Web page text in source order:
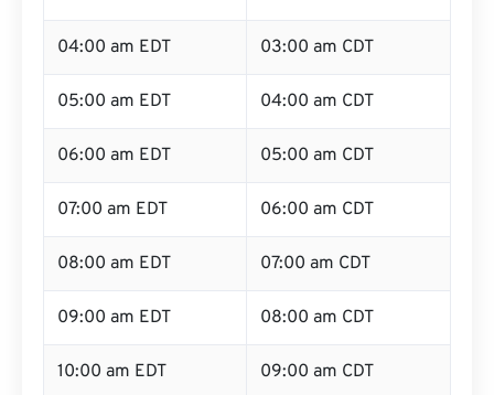
04:00 am EDT 03:00 am CDT
05:00 am EDT 04:00 am CDT
06:00 am EDT 05:00 am CDT
07:00 am EDT 06:00 am CDT
08:00 am EDT 07:00 am CDT
09:00 am EDT 08:00 am CDT
10:00 am EDT 09:00 am CDT